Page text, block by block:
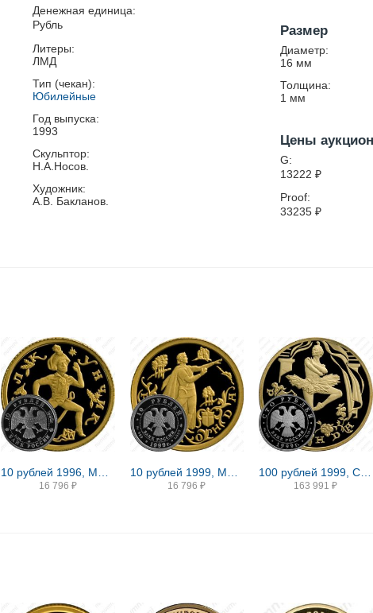
Денежная единица:
Рубль
Литеры:
ЛМД
Тип (чекан):
Юбилейные
Год выпуска:
1993
Скульптор:
Н.А.Носов.
Художник:
А.В. Бакланов.
Размер
Диаметр:
16 мм
Толщина:
1 мм
Цены
G:
13222 ₽
Proof:
33235 ₽
16 796 ₽ 16 796 ₽
100 рублей 1999, СПМД, Раймонда, танцующая Раймонда
163 991 ₽